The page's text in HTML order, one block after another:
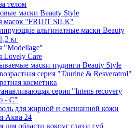
телом
маски Beauty Style
масок "FRUIT SILK"
альгинатные маски Beauty
кг
"Modellage"
Lovely Care
маски-пудинги Beauty Style
серия "Taurine & Resveratrol"
косметика
серия "Intens recovery
- C"
для жирной и смешанной кожи
Аква 24
для области вокруг глаз и губ